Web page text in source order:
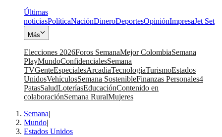
Últimas
noticiasPolíticaNaciónDineroDeportesOpiniónImpresaJet Set
Más
Elecciones 2026Foros SemanaMejor ColombiaSemana
PlayMundoConfidencialesSemana
TVGenteEspecialesArcadiaTecnologíaTurismoEstados
UnidosVehículosSemana SostenibleFinanzas Personales4
PatasSaludLoteríasEducaciónContenido en
colaboraciónSemana RuralMujeres
Semana|
Mundo|
Estados Unidos